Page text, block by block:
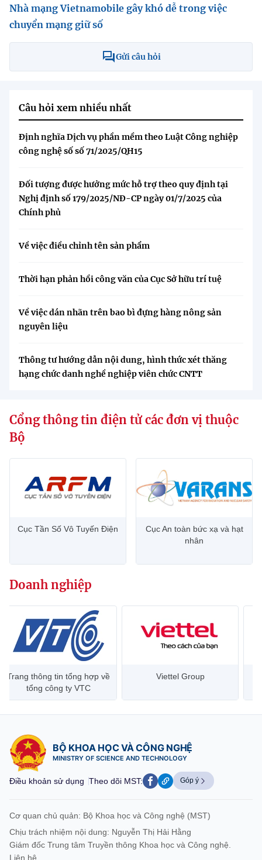
Nhà mạng Vietnamobile gây khó dễ trong việc
chuyển mạng giữ số
Gửi câu hỏi
Câu hỏi xem nhiều nhất
Định nghĩa Dịch vụ phần mềm theo Luật Công nghiệp
công nghệ số số 71/2025/QH15
Đối tượng được hưởng mức hỗ trợ theo quy định tại
Nghị định số 179/2025/NĐ-CP ngày 01/7/2025 của
Chính phủ
Về việc điều chỉnh tên sản phẩm
Thời hạn phản hồi công văn của Cục Sở hữu trí tuệ
Về việc dán nhãn trên bao bì đựng hàng nông sản
nguyên liệu
Thông tư hướng dẫn nội dung, hình thức xét thăng
hạng chức danh nghề nghiệp viên chức CNTT
Cổng thông tin điện tử các đơn vị thuộc
Bộ
Cục Tần Số Vô Tuyến Điện
Cục An toàn bức xạ và hạt
nhân
Doanh nghiệp
Trang thông tin tổng hợp về
tổng công ty VTC
Viettel Group
BỘ KHOA HỌC VÀ CÔNG NGHỆ
MINISTRY OF SCIENCE AND TECHNOLOGY
Điều khoản sử dụng Theo dõi MST: Góp ý
Cơ quan chủ quản: Bộ Khoa học và Công nghệ (MST)
Chịu trách nhiệm nội dung: Nguyễn Thị Hải Hằng
Giám đốc Trung tâm Truyền thông Khoa học và Công nghệ.
Liên hệ